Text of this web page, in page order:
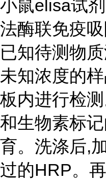
小鼠elisa试
法酶联免疫
已知待测物
未知浓度的
板内进行检
和生物素标
育。洗涤后,
过的HRP。